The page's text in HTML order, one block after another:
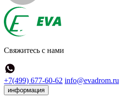
Свяжитесь с нами
+7(499) 677-60-62 info@evadrom.ru
информация